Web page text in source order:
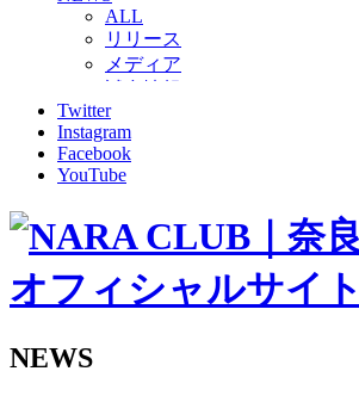
ALL
リリース
メディア
グッズ
ファンコミュニティ
普及・育成
ホームタウン
その他
2026/27トップチーム
2026/27トップチームスタッフ
Twitter
Instagram
Facebook
YouTube
NEWS